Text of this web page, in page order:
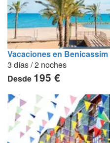
Vacaciones en Benicassim
3 días / 2 noches
Desde 195 €